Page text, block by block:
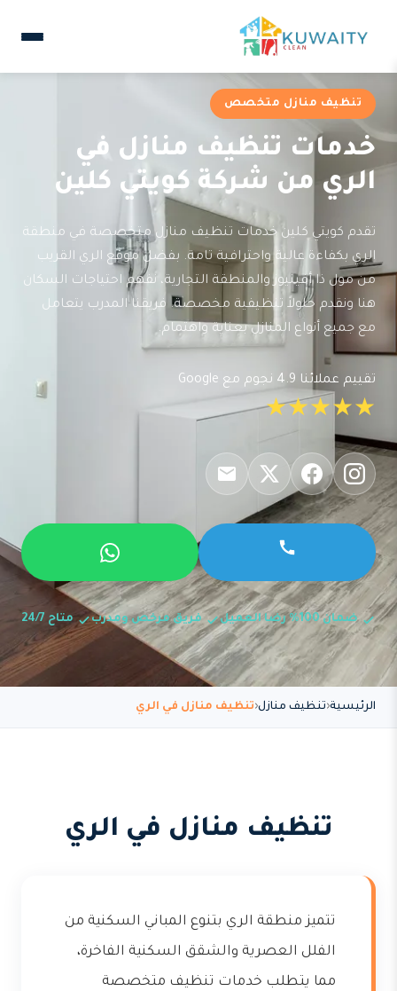
تنظيف منازل متخصص
خدمات تنظيف منازل في
الري من شركة كويتي كلين
تقدم كويتي كلين خدمات تنظيف منازل متخصصة في منطقة
الري بكفاءة عالية واحترافية تامة. بفضل موقع الري القريب
من مول ذا أفينيوز والمنطقة التجارية، نفهم احتياجات السكان
هنا ونقدم حلولاً تنظيفية مخصصة. فريقنا المدرب يتعامل
مع جميع أنواع المنازل بعناية واهتمام.
تقييم عملائنا 4.9 نجوم مع Google
★★★★★
ضمان 100% رضا العميل فريق مرخص ومدرب متاح 24/7
الرئيسية تنظيف منازل تنظيف منازل في الري
تنظيف منازل في الري
تتميز منطقة الري بتنوع المباني السكنية من
الفلل العصرية والشقق السكنية الفاخرة،
مما يتطلب خدمات تنظيف متخصصة